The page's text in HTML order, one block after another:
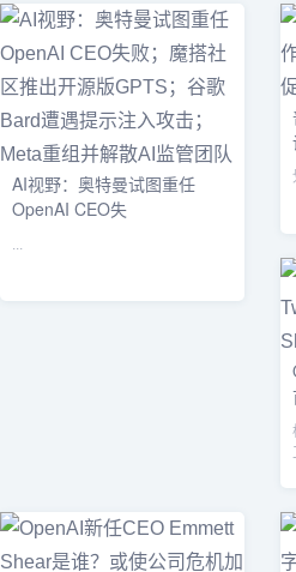
AI视野：奥特曼试图重任
OpenAI CEO失
...